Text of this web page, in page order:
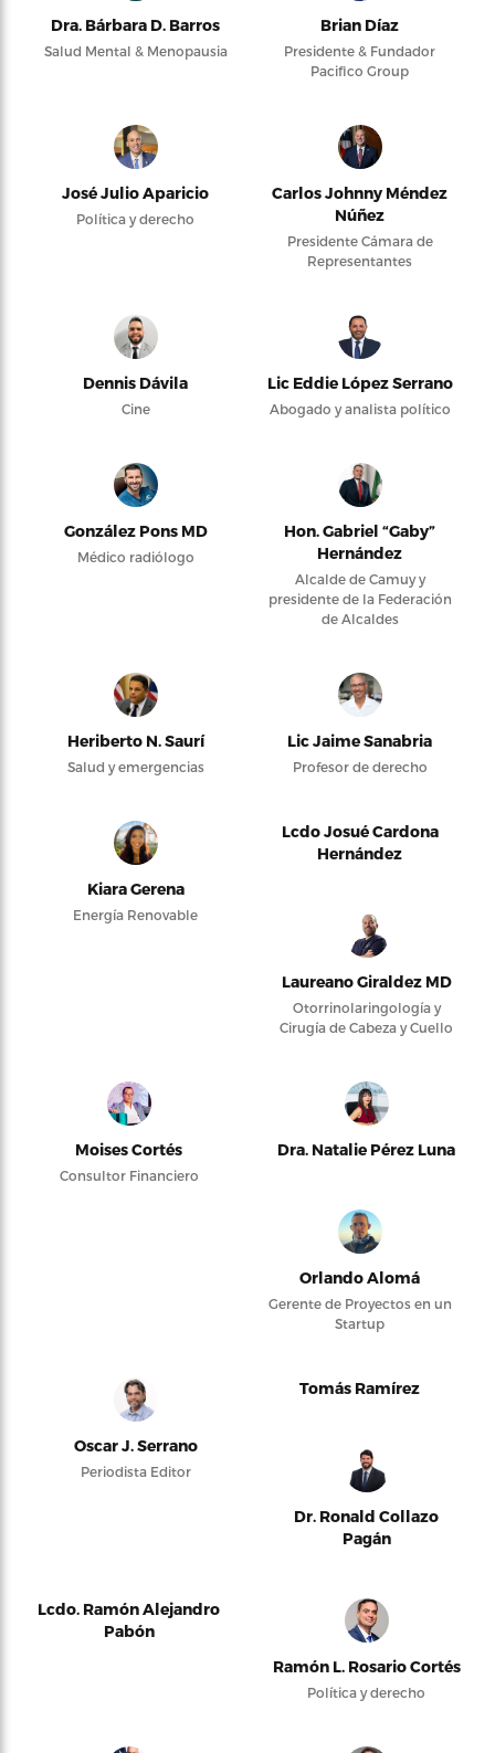
Dra. Bárbara D. Barros
Salud Mental & Menopausia
Brian Díaz
Presidente & Fundador
Pacifico Group
José Julio Aparicio
Política y derecho
Carlos Johnny Méndez
Núñez
Presidente Cámara de
Representantes
Dennis Dávila
Cine
Lic Eddie López Serrano
Abogado y analista político
González Pons MD
Médico radiólogo
Hon. Gabriel “Gaby”
Hernández
Alcalde de Camuy y
presidente de la Federación
de Alcaldes
Heriberto N. Saurí
Salud y emergencias
Lic Jaime Sanabria
Profesor de derecho
Kiara Gerena
Energía Renovable
Lcdo Josué Cardona
Hernández
Laureano Giraldez MD
Otorrinolaringología y
Cirugía de Cabeza y Cuello
Moises Cortés
Consultor Financiero
Dra. Natalie Pérez Luna
Orlando Alomá
Gerente de Proyectos en un
Startup
Oscar J. Serrano
Periodista Editor
Tomás Ramírez
Dr. Ronald Collazo
Pagán
Lcdo. Ramón Alejandro
Pabón
Ramón L. Rosario Cortés
Política y derecho